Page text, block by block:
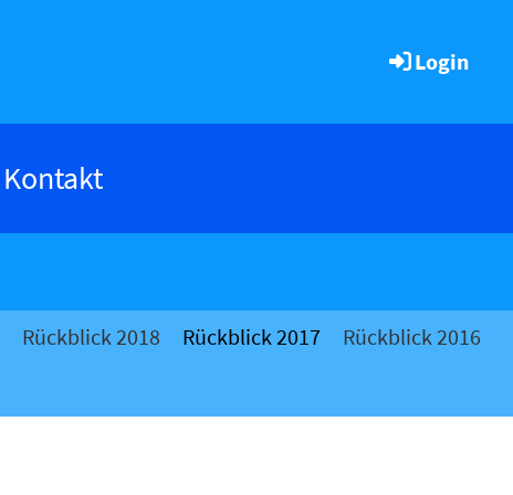
Login
Kontakt
Rückblick 2018 Rückblick 2017
Rückblick 2016